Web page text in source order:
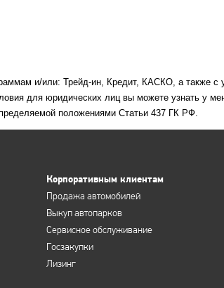
и/или: Трейд-ин, Кредит, КАСКО, а также
для юридических лиц вы можете узнать у
положениями Статьи 437 ГК РФ.
Корпоративным клиентам
Продажа автомобилей
Выкуп автопарков
Сервисное обслуживание
Госзакупки
Лизинг